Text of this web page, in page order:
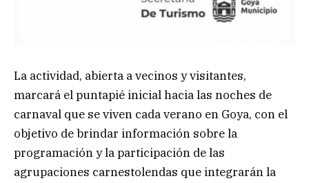
La actividad, abierta a vecinos y visitantes,
marcará el puntapié inicial hacia las noches de
carnaval que se viven cada verano en Goya, con el
objetivo de brindar información sobre la
programación y la participación de las
agrupaciones carnestolendas que integrarán la